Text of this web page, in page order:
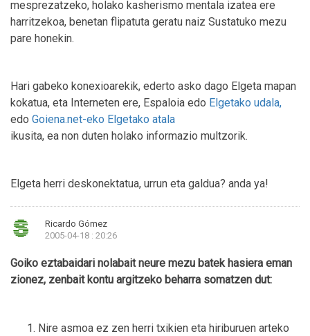
mesprezatzeko, holako kasherismo mentala izatea ere
harritzekoa, benetan flipatuta geratu naiz Sustatuko mezu
pare honekin.
Hari gabeko konexioarekik, ederto asko dago Elgeta mapan
kokatua, eta Interneten ere, Espaloia edo Elgetako udala,
edo Goiena.net-eko Elgetako atala
ikusita, ea non duten holako informazio multzorik.
Elgeta herri deskonektatua, urrun eta galdua? anda ya!
Ricardo Gómez
2005-04-18 : 20:26
Goiko eztabaidari nolabait neure mezu batek hasiera eman
zionez, zenbait kontu argitzeko beharra somatzen dut:
Nire asmoa ez zen herri txikien eta hiriburuen arteko